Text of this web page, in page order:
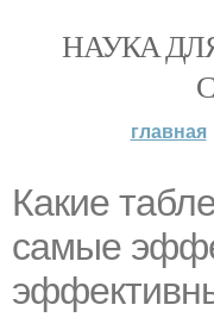
НАУКА
главная
Какие
самые